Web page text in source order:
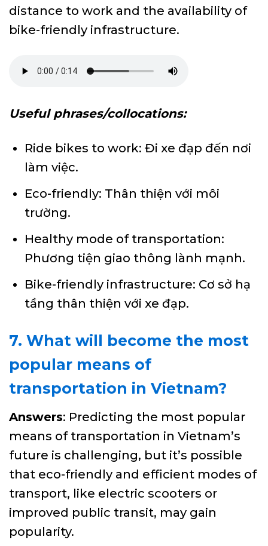
distance to work and the availability of
bike-friendly infrastructure.
Useful phrases/collocations:
Ride bikes to work: Đi xe đạp đến nơi
làm việc.
Eco-friendly: Thân thiện với môi
trường.
Healthy mode of transportation:
Phương tiện giao thông lành mạnh.
Bike-friendly infrastructure: Cơ sở hạ
tầng thân thiện với xe đạp.
7. What will become the most
popular means of
transportation in Vietnam?
Answers: Predicting the most popular
means of transportation in Vietnam’s
future is challenging, but it’s possible
that eco-friendly and efficient modes of
transport, like electric scooters or
improved public transit, may gain
popularity.